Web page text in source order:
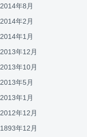
2014年8月
2014年2月
2014年1月
2013年12月
2013年10月
2013年5月
2013年1月
2012年12月
1893年12月